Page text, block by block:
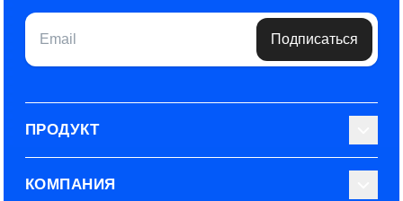
Email Подписаться
ПРОДУКТ
Библиотека тестов
КОМПАНИЯ